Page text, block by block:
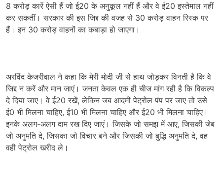
8 करोड़ कारें ऐसी हैं जो ई20 के अनुकूल नहीं हैं और वे ई20 इस्तेमाल नहीं
कर सकतीं। सरकार की इस जिद्द की वजह से 30 करोड़ वाहन रिस्क पर
हैं। इन 30 करोड़ वाहनों का कबाड़ा हो जाएगा।
अरविंद केजरीवाल ने कहा कि मेरी मोदी जी से हाथ जोड़कर विनती है कि वे
जिद्द न करें और मान जाएं। जनता केवल एक ही चीज मांग रही है कि विकल्प
दे दिया जाए। वे ई20 रखें, लेकिन जब आदमी पेट्रोल पंप पर जाए तो उसे
ई0 भी मिलना चाहिए, ई10 भी मिलना चाहिए और ई20 भी मिलना चाहिए।
इनके अलग-अलग दाम रख दिए जाएं। जिसके जो समझ में आए, जिसकी जेब
जो अनुमति दे, जिसका जो विचार बने और जिसकी जो बुद्धि अनुमति दे, वह
वही पेट्रोल खरीद ले।